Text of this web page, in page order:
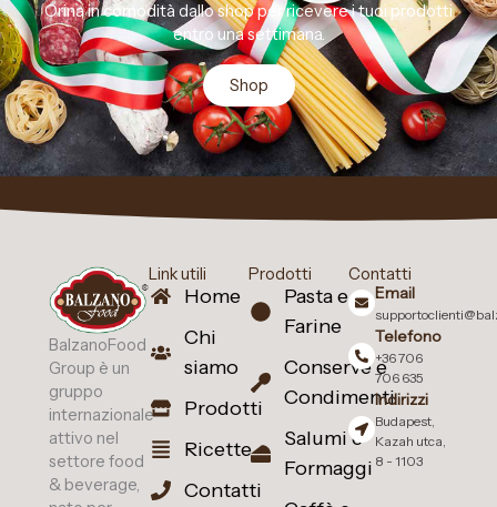
Orina in comodità dallo shop per ricevere i tuoi prodotti
entro una settimana.
Shop
BalzanoFood
Group è un
gruppo
internazionale
attivo nel
settore food
& beverage,
Link utili
Home
Chi
siamo
Prodotti
Ricette
Contatti
Prodotti
Pasta e
Farine
Conserve e
Condimenti
Salumi e
Formaggi
Contatti
Email
Telefono
+36 706
706 635
Indirizzi
Budapest,
Kazah utca,
8 - 1103